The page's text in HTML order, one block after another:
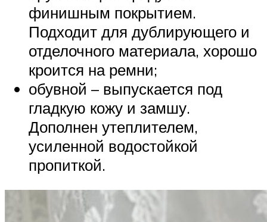
финишным покрытием.
Подходит для дублирующего и
отделочного материала, хорошо
кроится на ремни;
обувной – выпускается под
гладкую кожу и замшу.
Дополнен утеплителем,
усиленной водостойкой
пропиткой.